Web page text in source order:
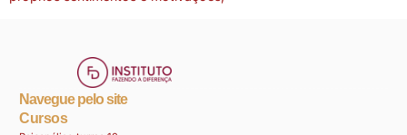
Navegue pelo site
Cursos